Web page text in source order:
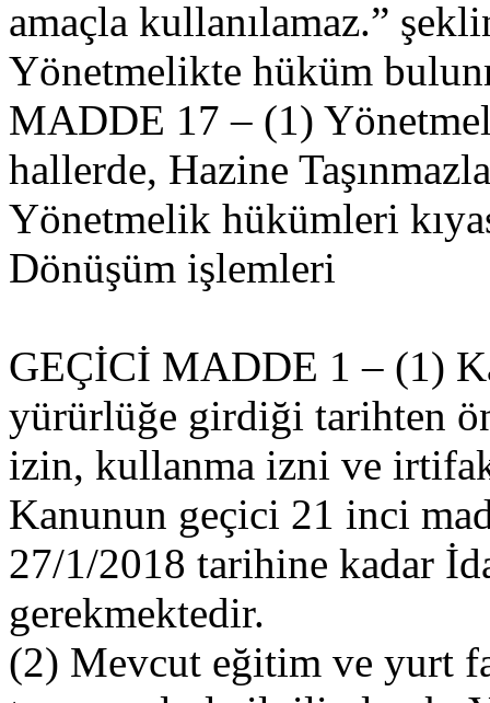
amaçla kullanılamaz.”
Yönetmelikte hüküm
MADDE 17 – (1)
hallerde, Hazine
Yönetmelik hükümleri
Dönüşüm işlemleri
GEÇİCİ MADDE 1 – (1)
yürürlüğe girdiği tarihten
izin, kullanma izni ve
Kanunun geçici 21 inci
27/1/2018 tarihine kadar
gerekmektedir.
(2) Mevcut eğitim ve yurt